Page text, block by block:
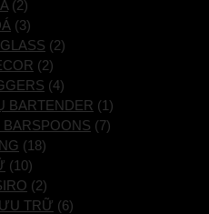
(2)
(3)
(2)
(2)
(4)
BARTENDER (1)
(7)
(18)
(10)
(2)
TRỮ (6)